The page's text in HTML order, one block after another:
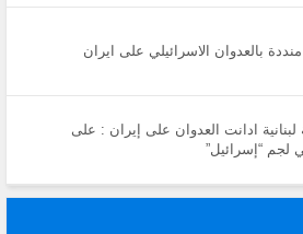
بالعدوان الاسرائيلي على ايران
ادانت العدوان على إيران : على
لجم “إسرائيل”